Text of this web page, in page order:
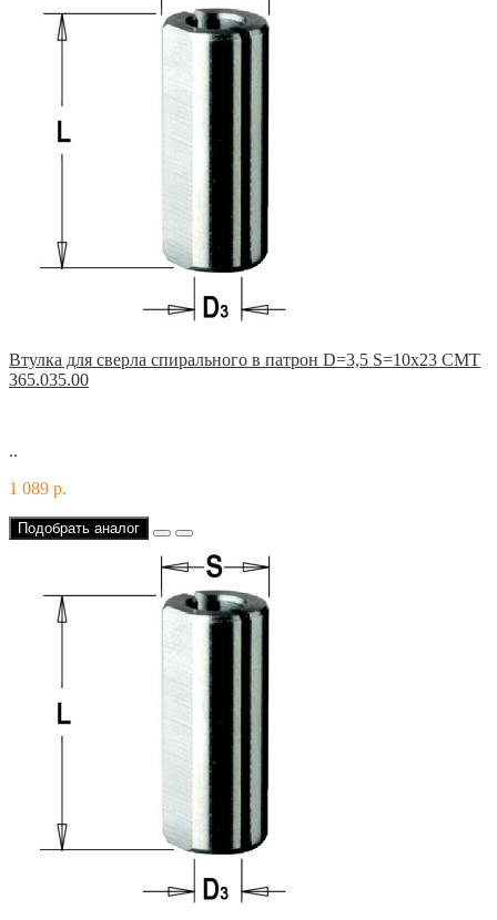
Втулка для сверла спирального в патрон D=3,5 S=10x23 CMT
365.035.00
..
1 089 р.
Подобрать аналог